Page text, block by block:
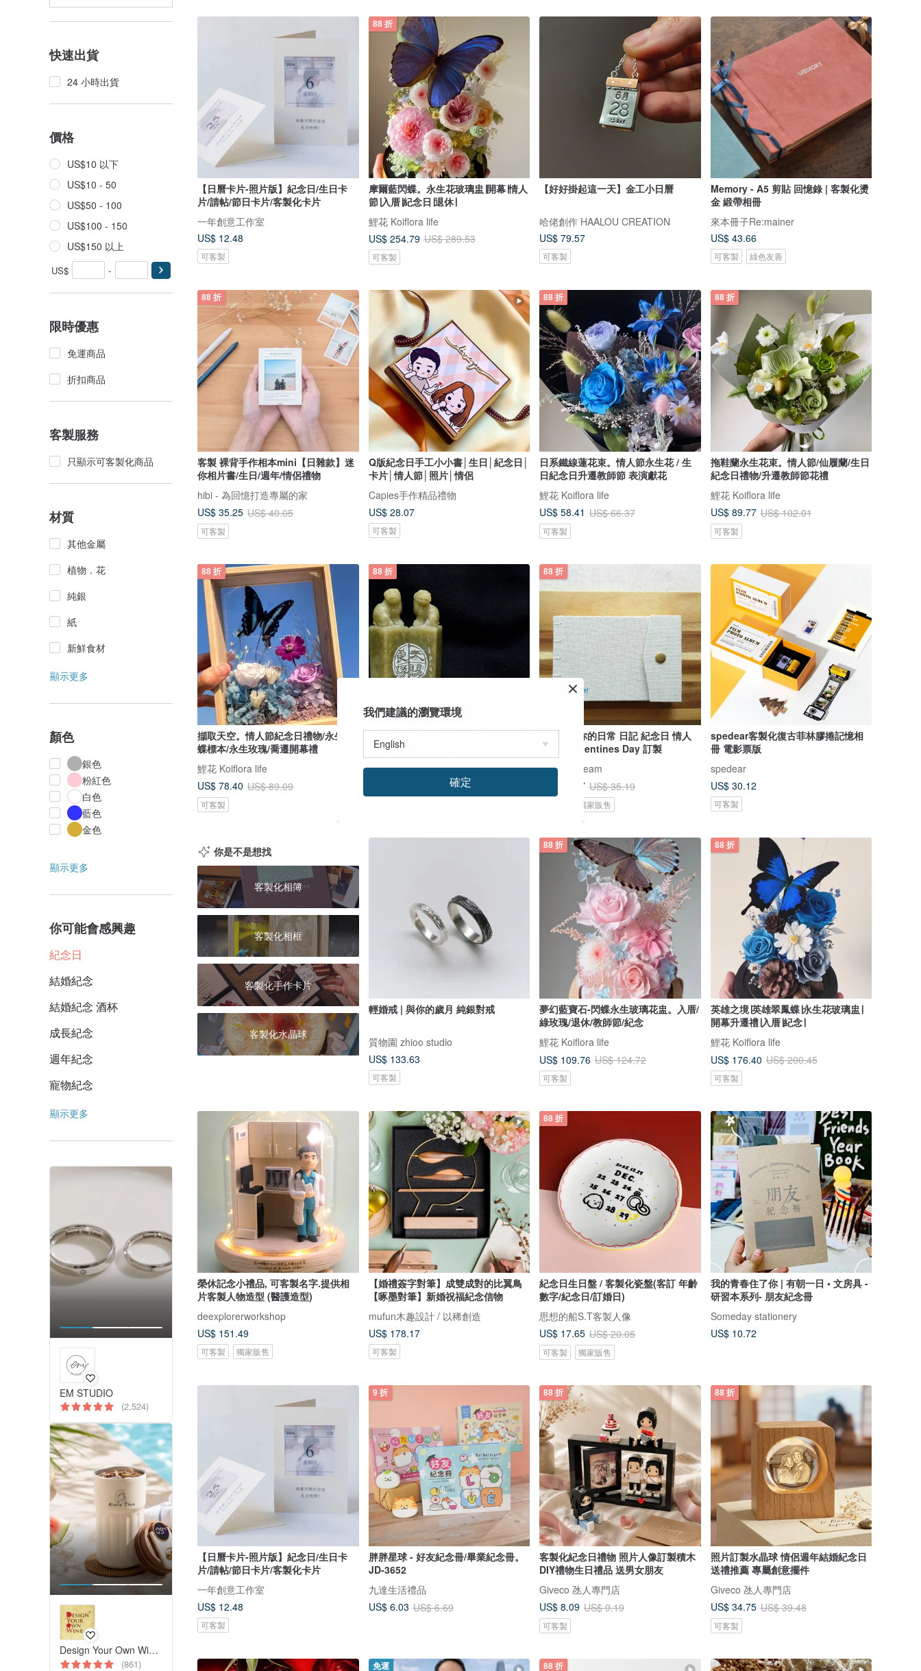
快速出貨
24 小時出貨
價格
US$10 以下
US$10 - 50
US$50 - 100
US$100 - 150
US$150 以上
US$ -
限時優惠
免運商品
折扣商品
客製服務
只顯示可客製化商品
材質
其他金屬
植物．花
純銀
紙
新鮮食材
顯示更多
顏色
銀色
粉紅色
白色
藍色
金色
顯示更多
你可能會感興趣
紀念日
結婚紀念
結婚紀念 酒杯
成長紀念
週年紀念
寵物紀念
顯示更多
EM STUDIO
(2,524)
Design Your Own Wine 香港酒瓶雕刻禮品專門店
(861)
【日曆卡片-照片版】紀念日/生日卡
片/請帖/節日卡片/客製化卡片
一年創意工作室
US$ 12.48
可客製
88 折
摩爾藍閃蝶。永生花玻璃盅∣開幕∣情人
節∣入厝∣紀念日∣退休∣
鯉花 Koiflora life
US$ 254.79 US$ 289.53
可客製
【好好掛起這一天】金工小日曆
哈佬創作 HAALOU CREATION
US$ 79.57
可客製
Memory - A5 剪貼 回憶錄 | 客製化燙
金 緞帶相冊
來本冊子Re:mainer
US$ 43.66
可客製 綠色友善
88 折
客製 裸背手作相本mini【日雜款】迷
你相片書/生日/週年/情侶禮物
hibi - 為回憶打造專屬的家
US$ 35.25 US$ 40.05
可客製
Q版紀念日手工小小書│生日│紀念日│
卡片│情人節│照片│情侶
Capies手作精品禮物
US$ 28.07
可客製
88 折
日系鐵線蓮花束。情人節永生花 / 生
日紀念日升遷教師節 表演獻花
鯉花 Koiflora life
US$ 58.41 US$ 66.37
可客製
88 折
拖鞋蘭永生花束。情人節/仙履蘭/生日
紀念日禮物/升遷教師節花禮
鯉花 Koiflora life
US$ 89.77 US$ 102.01
可客製
88 折
擷取天空。情人節紀念日禮物/永生蝴
蝶標本/永生玫瑰/喬遷開幕禮
鯉花 Koiflora life
US$ 78.40 US$ 89.09
可客製
88 折
念日】對章-結婚/紀念日/情人
鑿千山山骨
US$ 187.08
88 折
記錄我愛你的日常 日記 紀念日 情人
節禮物 Valentines Day 訂製
Grassy Dream
US$ 30.97 US$ 35.19
獨家販售
spedear客製化復古菲林膠捲記憶相
冊 電影票版
spedear
US$ 30.12
可客製
你是不是想找
客製化相簿
客製化相框
客製化手作卡片
客製化水晶球
輕婚戒 | 與你的歲月 純銀對戒
質物園 zhioo studio
US$ 133.63
可客製
88 折
夢幻藍寶石-閃蝶永生玻璃花盅。入厝/
綠玫瑰/退休/教師節/紀念
鯉花 Koiflora life
US$ 109.76 US$ 124.72
可客製
88 折
英雄之境∣英雄翠鳳蝶∣永生花玻璃盅∣
開幕升遷禮∣入厝∣紀念∣
鯉花 Koiflora life
US$ 176.40 US$ 200.45
可客製
榮休記念小禮品, 可客製名字.提供相
片客製人物造型 (醫護造型)
deexplorerworkshop
US$ 151.49
可客製 獨家販售
【婚禮簽字對筆】成雙成對的比翼鳥
【啄墨對筆】新婚祝福紀念信物
mufun木趣設計 / 以稀創造
US$ 178.17
可客製
88 折
紀念日生日盤 / 客製化瓷盤(客訂 年齡
數字/紀念日/訂婚日)
思想的船S.T客製人像
US$ 17.65 US$ 20.05
可客製 獨家販售
我的青春住了你 | 有朝一日 • 文房具 -
研習本系列- 朋友紀念冊
Someday stationery
US$ 10.72
【日曆卡片-照片版】紀念日/生日卡
片/請帖/節日卡片/客製化卡片
一年創意工作室
US$ 12.48
可客製
9 折
胖胖星球 - 好友紀念冊/畢業紀念冊。
JD-3652
九達生活禮品
US$ 6.03 US$ 6.69
88 折
客製化紀念日禮物 照片人像訂製積木
DIY禮物生日禮品 送男女朋友
Giveco 氹人專門店
US$ 8.09 US$ 9.19
可客製
88 折
照片訂製水晶球 情侶週年結婚紀念日
送禮推薦 專屬創意擺件
Giveco 氹人專門店
US$ 34.75 US$ 39.48
可客製
免運 88 折
我們建議的瀏覽環境
確定